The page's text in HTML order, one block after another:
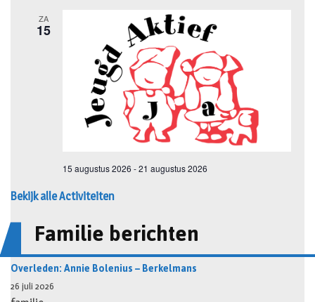
Bekijk alle Activiteiten
Familie berichten
Overleden: Annie Bolenius – Berkelmans
26 juli 2026